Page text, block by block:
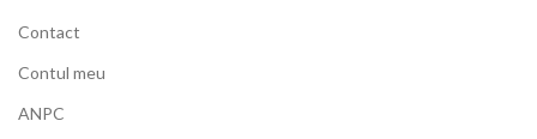
Contact
Contul meu
ANPC